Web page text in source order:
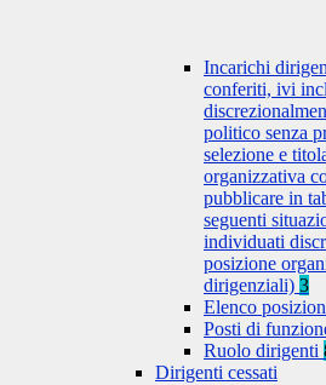
Incarichi
conferiti, ivi
politico senza
selezione e
organizzativa
pubblicare in
seguenti
individuati
posizione
dirigenziali) 3
Elenco
Posti di
Ruolo dirigenti
Dirigenti cessati